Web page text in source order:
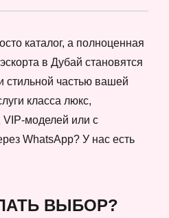
каталог, а полноценная
в Дубай становятся
стильной частью вашей
класса люкс,
моделей или с
WhatsApp? У нас есть
ВЫБОР?